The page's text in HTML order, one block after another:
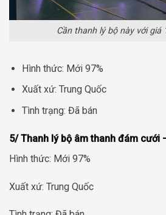
Cần thanh lý bộ này với giá
Hình thức: Mới 97%
Xuất xứ: Trung Quốc
Tình trạng: Đã bán
5/ Thanh lý bộ âm thanh đám cưới
Hình thức: Mới 97%
Xuất xứ: Trung Quốc